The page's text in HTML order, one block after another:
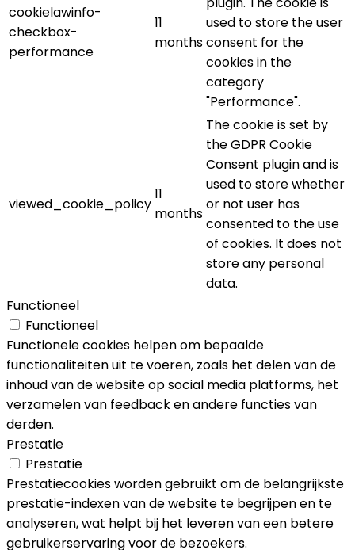
cookielawinfo-
checkbox-
performance
11
months
used to store the user
consent for the
cookies in the
category
"Performance".
viewed_cookie_policy
11
months
The cookie is set by
the GDPR Cookie
Consent plugin and is
used to store whether
or not user has
consented to the use
of cookies. It does not
store any personal
data.
Functioneel
Functioneel
Functionele cookies helpen om bepaalde
functionaliteiten uit te voeren, zoals het delen van de
inhoud van de website op social media platforms, het
verzamelen van feedback en andere functies van
derden.
Prestatie
Prestatie
Prestatiecookies worden gebruikt om de belangrijkste
prestatie-indexen van de website te begrijpen en te
analyseren, wat helpt bij het leveren van een betere
gebruikerservaring voor de bezoekers.